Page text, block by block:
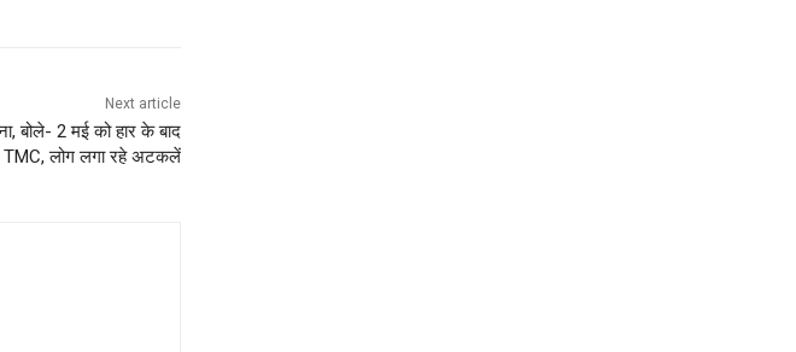
Next article
बोले- 2 मई को हार के बाद
TMC, लोग लगा रहे अटकलें